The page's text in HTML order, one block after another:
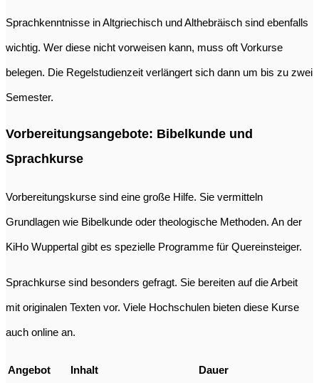
Sprachkenntnisse in Altgriechisch und Althebräisch sind ebenfalls
wichtig. Wer diese nicht vorweisen kann, muss oft Vorkurse
belegen. Die Regelstudienzeit verlängert sich dann um bis zu zwei
Semester.
Vorbereitungsangebote: Bibelkunde und
Sprachkurse
Vorbereitungskurse sind eine große Hilfe. Sie vermitteln
Grundlagen wie Bibelkunde oder theologische Methoden. An der
KiHo Wuppertal gibt es spezielle Programme für Quereinsteiger.
Sprachkurse sind besonders gefragt. Sie bereiten auf die Arbeit
mit originalen Texten vor. Viele Hochschulen bieten diese Kurse
auch online an.
Angebot Inhalt Dauer